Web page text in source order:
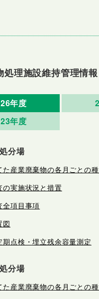
処理施設維持管理情報
年度
年度
分場
た産業廃棄物の各月ごとの
の実施状況と措置
全項目事項
図
期点検・埋立残余容量測定
分場
た産業廃棄物の各月ごとの